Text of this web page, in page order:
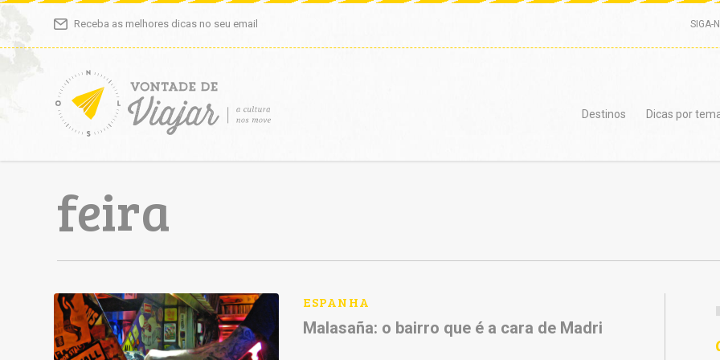
Destinos Dicas por
Receba as melhores dicas no seu email SIGA-
feira
ESPANHA
Malasaña: o bairro que é a cara de Madri